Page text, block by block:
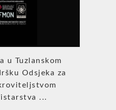
u Tuzlanskom
Odsjeka za
...